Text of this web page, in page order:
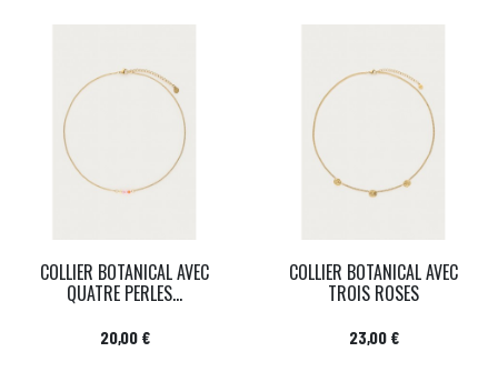
COLLIER BOTANICAL AVEC
QUATRE PERLES...
Prix
20,00 €
COLLIER BOTANICAL AVEC
TROIS ROSES
Prix
23,00 €